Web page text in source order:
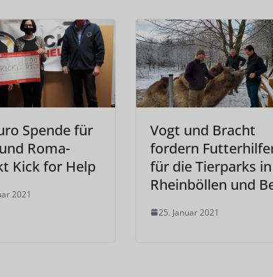
Spende für
Roma-
Kick for Help
2021
Vogt und Bracht
fordern
für die Tierparks in
Rheinböllen und
25. Januar 2021